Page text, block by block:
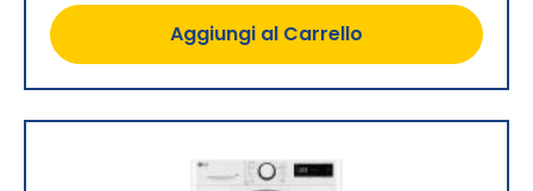
Aggiungi al Carrello